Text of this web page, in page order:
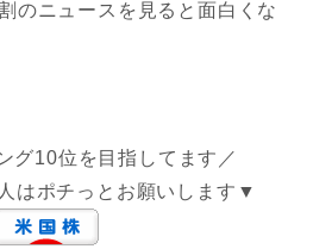
のニュースを見ると面白くな
グ10位を目指してます／
はポチっとお願いします▼